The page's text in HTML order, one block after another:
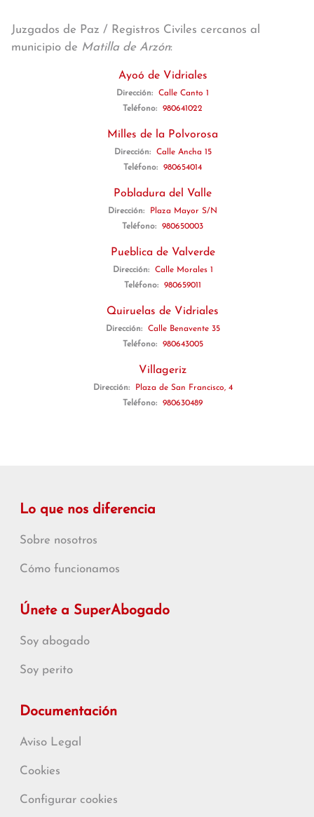
Juzgados de Paz / Registros Civiles cercanos al
municipio de Matilla de Arzón:
Ayoó de Vidriales
Dirección:
Calle Canto 1
Teléfono:
980641022
Milles de la Polvorosa
Dirección:
Calle Ancha 15
Teléfono:
980654014
Pobladura del Valle
Dirección:
Plaza Mayor S/N
Teléfono:
980650003
Pueblica de Valverde
Dirección:
Calle Morales 1
Teléfono:
980659011
Quiruelas de Vidriales
Dirección:
Calle Benavente 35
Teléfono:
980643005
Villageriz
Dirección:
Plaza de San Francisco, 4
Teléfono:
980630489
Lo que nos diferencia
Sobre nosotros
Cómo funcionamos
Únete a SuperAbogado
Soy abogado
Soy perito
Documentación
Aviso Legal
Cookies
Configurar cookies